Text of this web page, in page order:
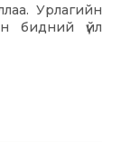
Урлагийн
бидний үйл